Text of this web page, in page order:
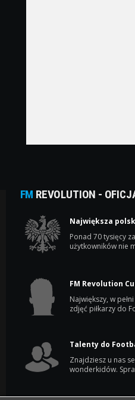
FM REVOLUTION -
Największa
Ponad 70 tysięcy
użytkowników nie
FM Revolution
Największy, w
zdjęć piłkarzy do
Talenty do
Znajdziesz u nas
wonderkidów.